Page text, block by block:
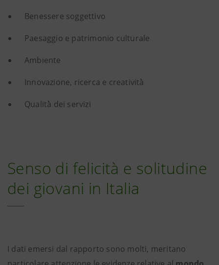
Benessere soggettivo
Paesaggio e patrimonio culturale
Ambiente
Innovazione, ricerca e creatività̀
Qualità̀ dei servizi
Senso di felicità e solitudine
dei giovani in Italia
I dati emersi dal rapporto sono molti, meritano